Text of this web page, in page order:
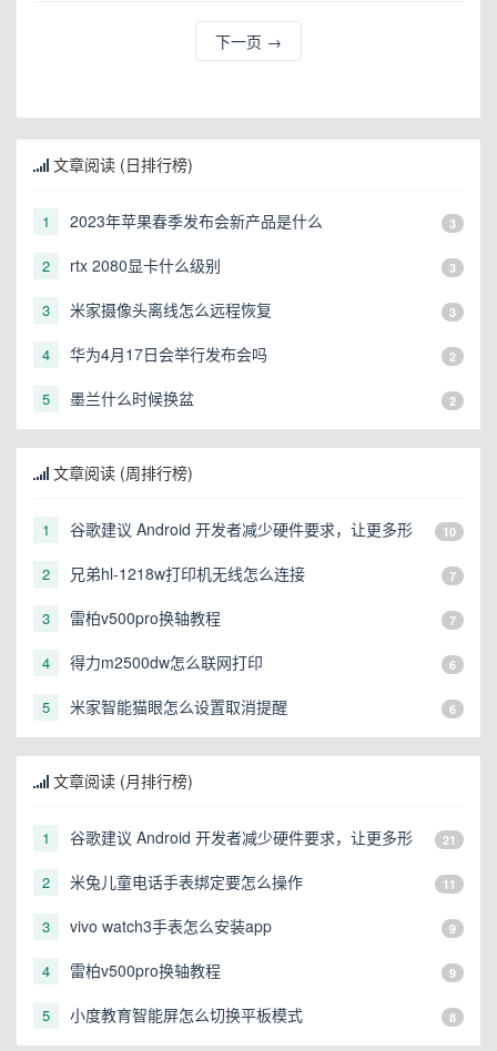
下一页 →
文章阅读 (日排行榜)
1 2023年苹果春季发布会新产品是什么 3
2 rtx 2080显卡什么级别 3
3 米家摄像头离线怎么远程恢复 3
4 华为4月17日会举行发布会吗 2
5 墨兰什么时候换盆 2
文章阅读 (周排行榜)
1
谷歌建议 Android 开发者减少硬件要求，让更多形
10
2 兄弟hl-1218w打印机无线怎么连接 7
3 雷柏v500pro换轴教程 7
4 得力m2500dw怎么联网打印 6
5 米家智能猫眼怎么设置取消提醒 6
文章阅读 (月排行榜)
1
谷歌建议 Android 开发者减少硬件要求，让更多形
21
2 米兔儿童电话手表绑定要怎么操作 11
3 vivo watch3手表怎么安装app 9
4 雷柏v500pro换轴教程 9
5 小度教育智能屏怎么切换平板模式 8